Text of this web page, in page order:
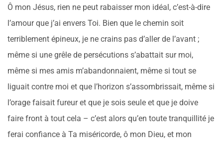
Ô mon Jésus, rien ne peut rabaisser mon idéal, c’est-à-dire
l’amour que j’ai envers Toi. Bien que le chemin soit
terriblement épineux, je ne crains pas d’aller de l’avant ;
même si une grêle de persécutions s’abattait sur moi,
même si mes amis m’abandonnaient, même si tout se
liguait contre moi et que l’horizon s’assombrissait, même si
l’orage faisait fureur et que je sois seule et que je doive
faire front à tout cela – c’est alors qu’en toute tranquillité je
ferai confiance à Ta miséricorde, ô mon Dieu, et mon